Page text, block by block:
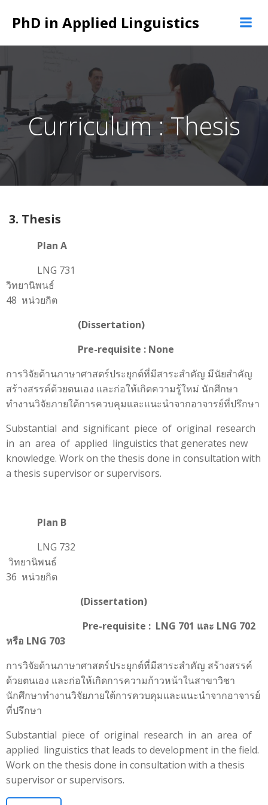
to
content
PhD in Applied Linguistics
Curriculum : Thesis
3. Thesis
Plan A
LNG 731
วิทยานิพน
48 หน่วยกิต
(Dissertation)
Pre-requisite : None
การวิจัยด้านภาษาศาสตร์ประยุกต์ที่มีสาระสำคัญ มีนัยสำคัญ
สร้างสรรค์ด้วยตนเอง และก่อให้เกิดความรู้ใหม่ นักศึกษา
ทำงานวิจัยภายใต้การควบคุมและแนะนำจากอาจารย์ที่ปรึกษา
Substantial and significant piece of original research
in an area of applied linguistics that generates new
knowledge. Work on the thesis done in consultation with
a thesis supervisor or supervisors.
Plan B
LNG 732
วิทยานิพ
36 หน่วยกิต
(Dissertation)
Pre-requisite : LNG 701 และ LNG 702
หรือ LNG 703
การวิจัยด้านภาษาศาสตร์ประยุกต์ที่มีสาระสำคัญ สร้างสรรค์
ด้วยตนเอง และก่อให้เกิดการความก้าวหน้าในสาขาวิชา
นักศึกษาทำงานวิจัยภายใต้การควบคุมและแนะนำจากอาจารย์
ที่ปรึกษา
Substantial piece of original research in an area of
applied linguistics that leads to development in the field.
Work on the thesis done in consultation with a thesis
supervisor or supervisors.